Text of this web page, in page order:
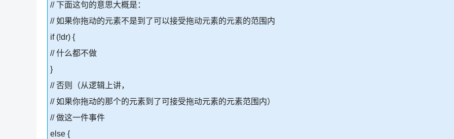
// 下面这句的意思大概是：
// 如果你拖动的元素不是到了可以接受拖动元素的元素的范围内
if (!dr) {
// 什么都不做
}
// 否则（从逻辑上讲，
// 如果你拖动的那个的元素到了可接受拖动元素的元素范围内）
// 做这一件事件
else {